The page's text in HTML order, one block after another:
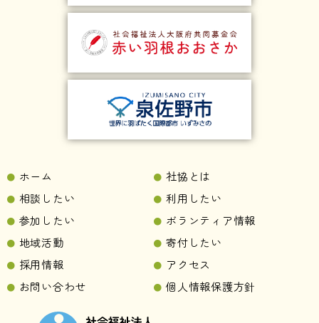
ホーム
社協とは
相談したい
利用したい
参加したい
ボランティア情報
地域活動
寄付したい
採用情報
アクセス
お問い合わせ
個人情報保護方針